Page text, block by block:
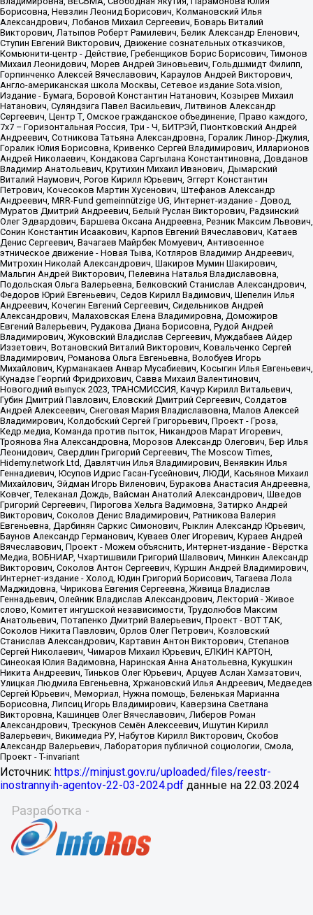
Источник: https://minjust.gov.ru/uploaded/files/reestr-
inostrannyih-agentov-22-03-2024.pdf данные на 22.03.2024
Разработка -